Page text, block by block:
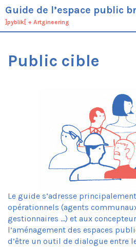
Guide de l’espace public
]pyblik[ + Artgineering
Public cible
Le guide s’adresse
opérationnels (agents
gestionnaires …) et aux
l’aménagement des espaces
d’être un outil de dialogue entre